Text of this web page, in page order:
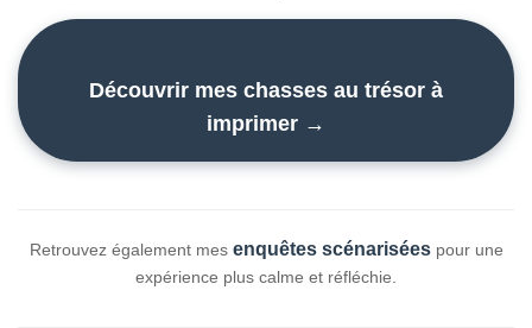
Découvrir mes chasses au trésor à
imprimer →
Retrouvez également mes enquêtes scénariséespour une
expérience plus calme et réfléchie.